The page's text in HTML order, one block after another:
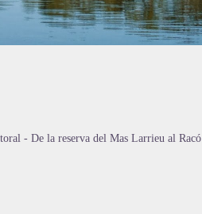
- De la reserva del Mas Larrieu al Racó